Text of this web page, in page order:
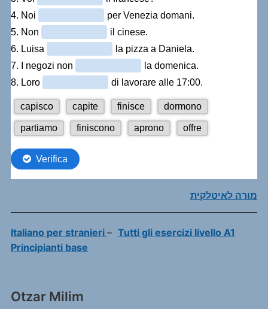
Otzar Milim
מורה לאיטלקית
Italiano per stranieri – Tutti gli esercizi livello A1
Principianti base